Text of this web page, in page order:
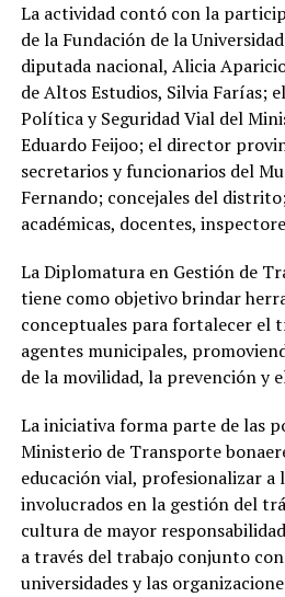
La actividad contó con la
de la Fundación de la
diputada nacional, Alicia
de Altos Estudios, Silvia Farías;
Política y Seguridad Vial del
Eduardo Feijoo; el director
secretarios y funcionarios del
Fernando; concejales del
académicas, docentes,
La Diplomatura en Gestión de
tiene como objetivo brindar
conceptuales para fortalecer el
agentes municipales,
de la movilidad, la prevención y
La iniciativa forma parte de las
Ministerio de Transporte
educación vial, profesionalizar a
involucrados en la gestión del
cultura de mayor
a través del trabajo conjunto
universidades y las